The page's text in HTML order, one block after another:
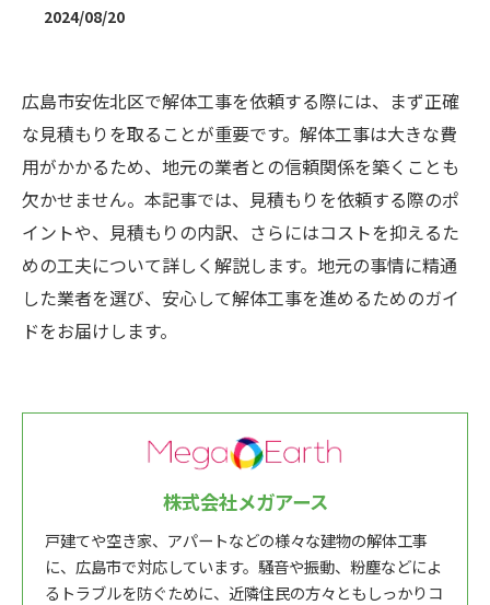
2024/08/20
広島市安佐北区で解体工事を依頼する際には、まず正確
な見積もりを取ることが重要です。解体工事は大きな費
用がかかるため、地元の業者との信頼関係を築くことも
欠かせません。本記事では、見積もりを依頼する際のポ
イントや、見積もりの内訳、さらにはコストを抑えるた
めの工夫について詳しく解説します。地元の事情に精通
した業者を選び、安心して解体工事を進めるためのガイ
ドをお届けします。
株式会社メガアース
戸建てや空き家、アパートなどの様々な建物の解体工事
に、広島市で対応しています。騒音や振動、粉塵などによ
るトラブルを防ぐために、近隣住民の方々ともしっかりコ